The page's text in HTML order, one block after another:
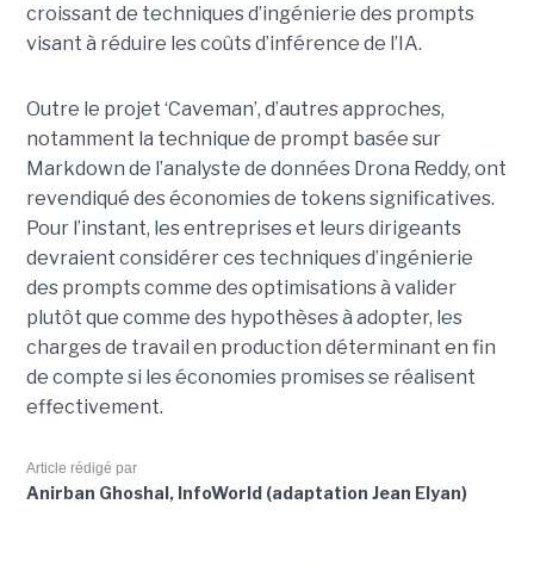
croissant de techniques d’ingénierie des prompts
visant à réduire les coûts d’inférence de l’IA.
Outre le projet ‘Caveman’, d’autres approches,
notamment la technique de prompt basée sur
Markdown de l’analyste de données Drona Reddy, ont
revendiqué des économies de tokens significatives.
Pour l’instant, les entreprises et leurs dirigeants
devraient considérer ces techniques d’ingénierie
des prompts comme des optimisations à valider
plutôt que comme des hypothèses à adopter, les
charges de travail en production déterminant en fin
de compte si les économies promises se réalisent
effectivement.
Article rédigé par
Anirban Ghoshal, InfoWorld (adaptation Jean Elyan)